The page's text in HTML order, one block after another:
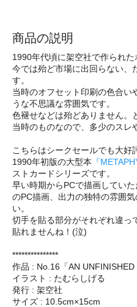
商品の説明
1990年代頃に架空社で作られた
今では殆ど市場に出回らない、
す。
当時のオフセット印刷の色合い
うな不思議な雰囲気です。
色褪せなどは殆どありません。
当時のものなので、多少のスレ
こちらはシークセールでも大
1990年初版の大型本 『
ストカードシリーズです。
早い時期からPCで描画してい
のPC描画、出力の独特の雰囲
い。
切手を貼る部分がそれぞれ違っ
貼れませんね！(泣)
***************
作品 : No.16「AN UNFINISHED
イラスト : たむらしげる
発行 : 架空社
サイズ : 10.5cm×15cm